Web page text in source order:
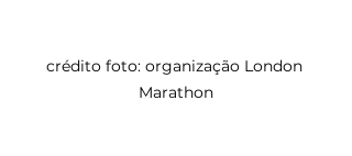
crédito foto: organização London
Marathon